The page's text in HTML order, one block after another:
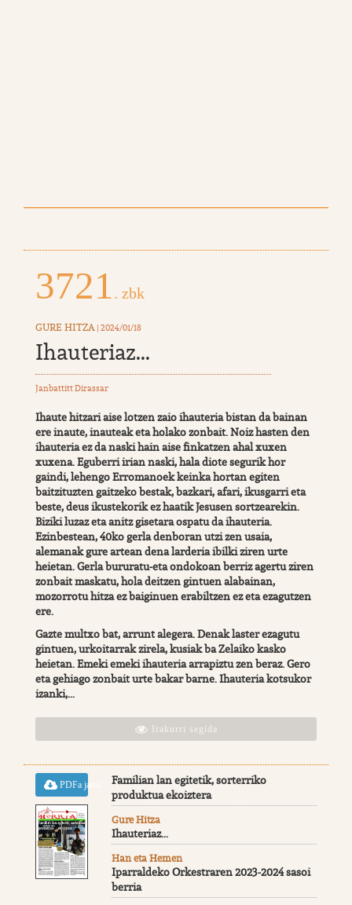
3721. zbk
GURE HITZA | 2024/01/18
Ihauteriaz...
Janbattitt Dirassar
Ihaute hitzari aise lotzen zaio ihauteria bistan da bainan
ere inaute, inauteak eta holako zonbait. Noiz hasten den
ihauteria ez da naski hain aise finkatzen ahal xuxen
xuxena. Eguberri irian naski, hala diote segurik hor
gaindi, lehengo Erromanoek keinka hortan egiten
baitzituzten gaitzeko bestak, bazkari, afari, ikusgarri eta
beste, deus ikustekorik ez haatik Jesusen sortzearekin.
Biziki luzaz eta anitz gisetara ospatu da ihauteria.
Ezinbestean, 40ko gerla denboran utzi zen usaia,
alemanak gure artean dena larderia ibilki ziren urte
heietan. Gerla bururatu-eta ondokoan berriz agertu ziren
zonbait maskatu, hola deitzen gintuen alabainan,
mozorrotu hitza ez baiginuen erabiltzen ez eta ezagutzen
ere.
Gazte multxo bat, arrunt alegera. Denak laster ezagutu
gintuen, urkoitarrak zirela, kusiak ba Zelaiko kasko
heietan. Emeki emeki ihauteria arrapiztu zen beraz. Gero
eta gehiago zonbait urte bakar barne. Ihauteria kotsukor
izanki,...
Irakurri segida
PDFa jaitsi
Familian lan egitetik, sorterriko
produktua ekoiztera
Gure Hitza
Ihauteriaz...
Han eta Hemen
Iparraldeko Orkestraren 2023-2024 sasoi
berria